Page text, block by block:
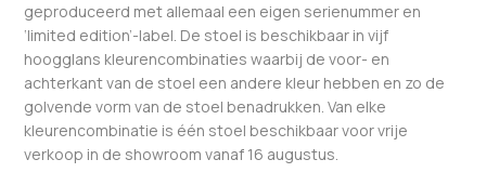
geproduceerd met allemaal een eigen serienummer en
‘limited edition’-label. De stoel is beschikbaar in vijf
hoogglans kleurencombinaties waarbij de voor- en
achterkant van de stoel een andere kleur hebben en zo de
golvende vorm van de stoel benadrukken. Van elke
kleurencombinatie is één stoel beschikbaar voor vrije
verkoop in de showroom vanaf 16 augustus.